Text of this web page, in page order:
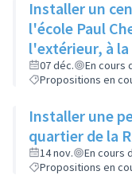
Installer un
l'école Paul
l'extérieur, à
de l'école
07 déc.
En cours
Propositions en
Installer une
quartier de la
14 nov.
En cours
Propositions en